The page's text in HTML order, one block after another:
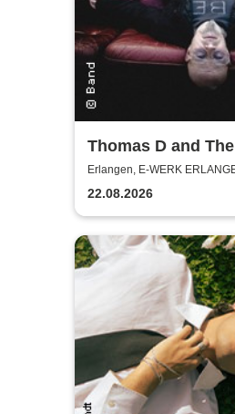
Thomas D and
Neocortex Tour
Erlangen, E-WERK
22.08.2026